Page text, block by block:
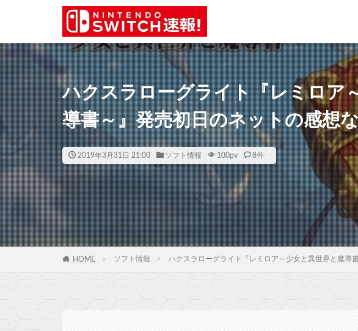
ハクスラローグライト『レミロア
導書～』発売初日のネットの感想
2019年3月31日 21:00 ソフト情報 100pv 8件
HOME ソフト情報 ハクスラローグライト『レミロア～少女と異世界と魔導